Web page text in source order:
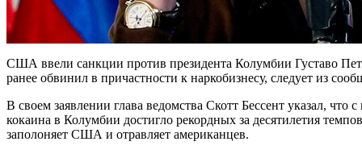
США ввели санкции против президента Колумбии Густаво
ранее обвинил в причастности к наркобизнесу, следует из
В своем заявлении глава ведомства Скотт Бессент указал, что
кокаина в Колумбии достигло рекордных за десятилетия
заполоняет США и отравляет американцев.